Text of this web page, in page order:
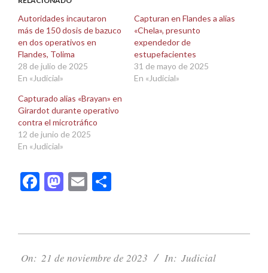
una
ventana
nueva)
una
ventana
nueva)
Autoridades incautaron
más de 150 dosis de bazuco
en dos operativos en
Flandes, Tolima
28 de julio de 2025
En «Judicial»
Capturan en Flandes a alias
«Chela», presunto
expendedor de
estupefacientes
31 de mayo de 2025
En «Judicial»
Capturado alias «Brayan» en
Girardot durante operativo
contra el microtráfico
12 de junio de 2025
En «Judicial»
Facebook
Mastodon
Email
11-
On: 21 de noviembre de 2023 In: Judicial